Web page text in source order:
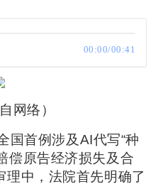
00:00/00:41
网络）
首例涉及AI代写“种
偿原告经济损失及合
中，法院首先明确了